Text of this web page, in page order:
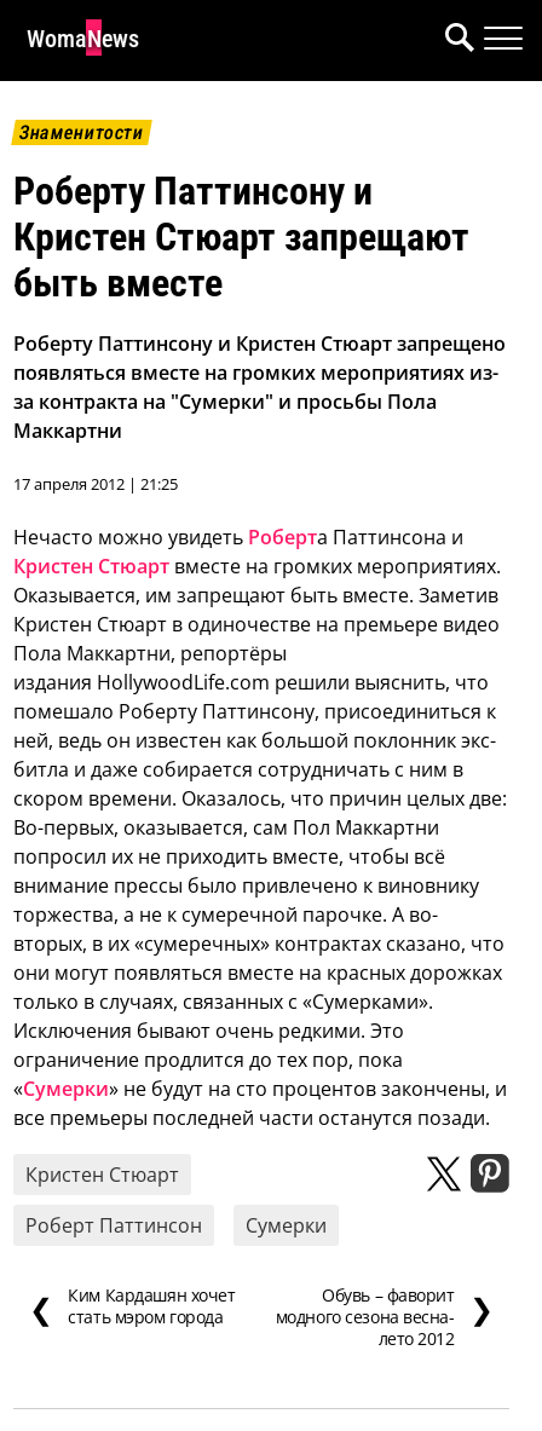
WomaNews
Знаменитости
Роберту Паттинсону и
Кристен Стюарт запрещают
быть вместе
Роберту Паттинсону и Кристен Стюарт запрещено
появляться вместе на громких мероприятиях из-
за контракта на "Сумерки" и просьбы Пола
Маккартни
17 апреля 2012 | 21:25
Нечасто можно увидеть Роберта Паттинсона и
Кристен Стюарт вместе на громких мероприятиях.
Оказывается, им запрещают быть вместе. Заметив
Кристен Стюарт в одиночестве на премьере видео
Пола Маккартни, репортёры
издания HollywoodLife.com решили выяснить, что
помешало Роберту Паттинсону, присоединиться к
ней, ведь он известен как большой поклонник экс-
битла и даже собирается сотрудничать с ним в
скором времени. Оказалось, что причин целых две:
Во-первых, оказывается, сам Пол Маккартни
попросил их не приходить вместе, чтобы всё
внимание прессы было привлечено к виновнику
торжества, а не к сумеречной парочке. А во-
вторых, в их «сумеречных» контрактах сказано, что
они могут появляться вместе на красных дорожках
только в случаях, связанных с «Сумерками».
Исключения бывают очень редкими. Это
ограничение продлится до тех пор, пока
«Сумерки» не будут на сто процентов закончены, и
все премьеры последней части останутся позади.
Кристен Стюарт
Роберт Паттинсон
Сумерки
❮
Ким Кардашян хочет
стать мэром города
Обувь – фаворит
модного сезона весна-
лето 2012
❯